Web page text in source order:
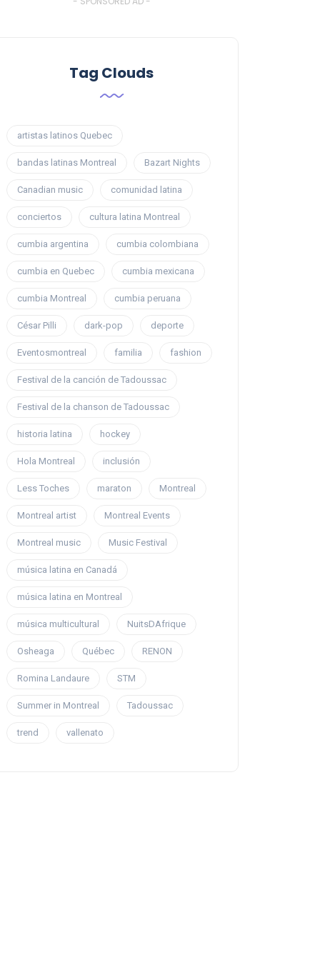
Tag Clouds
artistas latinos Quebec
bandas latinas Montreal Bazart Nights
Canadian music comunidad latina
conciertos cultura latina Montreal
cumbia argentina cumbia colombiana
cumbia en Quebec cumbia mexicana
cumbia Montreal cumbia peruana
César Pilli dark-pop deporte
Eventosmontreal familia fashion
Festival de la canción de Tadoussac
Festival de la chanson de Tadoussac
historia latina hockey
Hola Montreal inclusión
Less Toches maraton Montreal
Montreal artist Montreal Events
Montreal music Music Festival
música latina en Canadá
música latina en Montreal
música multicultural NuitsDAfrique
Osheaga Québec RENON
Romina Landaure STM
Summer in Montreal Tadoussac
trend vallenato